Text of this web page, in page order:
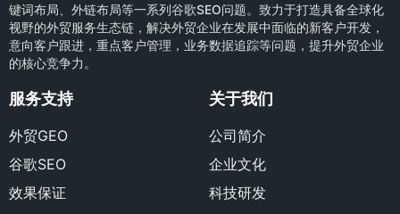
键词布局、外链布局等一系列谷歌SEO问题。致力于打造具备全球化
视野的外贸服务生态链，解决外贸企业在发展中面临的新客户开发，
意向客户跟进，重点客户管理，业务数据追踪等问题，提升外贸企业
的核心竞争力。
服务支持
外贸GEO
谷歌SEO
效果保证
关于我们
公司简介
企业文化
科技研发